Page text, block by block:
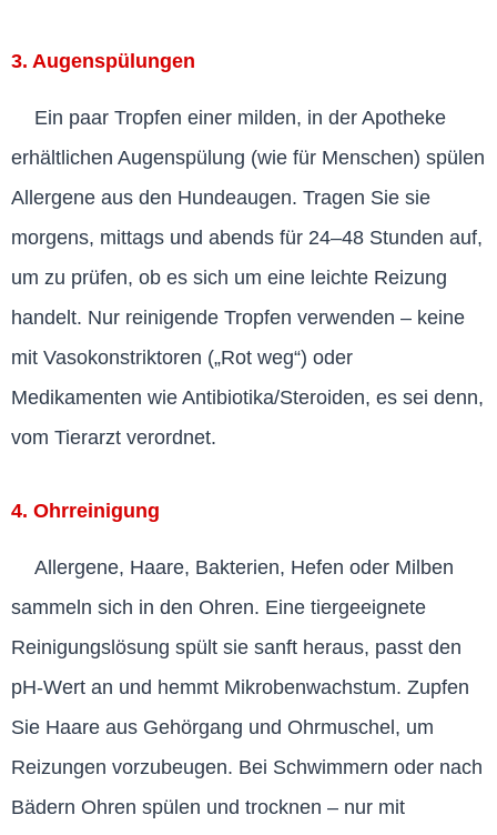
3. Augenspülungen
Ein paar Tropfen einer milden, in der Apotheke
erhältlichen Augenspülung (wie für Menschen) spülen
Allergene aus den Hundeaugen. Tragen Sie sie
morgens, mittags und abends für 24–48 Stunden auf,
um zu prüfen, ob es sich um eine leichte Reizung
handelt. Nur reinigende Tropfen verwenden – keine
mit Vasokonstriktoren („Rot weg“) oder
Medikamenten wie Antibiotika/Steroiden, es sei denn,
vom Tierarzt verordnet.
4. Ohrreinigung
Allergene, Haare, Bakterien, Hefen oder Milben
sammeln sich in den Ohren. Eine tiergeeignete
Reinigungslösung spült sie sanft heraus, passt den
pH-Wert an und hemmt Mikrobenwachstum. Zupfen
Sie Haare aus Gehörgang und Ohrmuschel, um
Reizungen vorzubeugen. Bei Schwimmern oder nach
Bädern Ohren spülen und trocknen – nur mit